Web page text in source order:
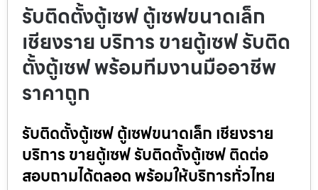
รับติดตั้งตู้เซฟ ตู้เซฟขนาดเล็ก
เชียงราย บริการ ขายตู้เซฟ รับติด
ตั้งตู้เซฟ พร้อมทีมงานมืออาชีพ
ราคาถูก
รับติดตั้งตู้เซฟ ตู้เซฟขนาดเล็ก เชียงราย
บริการ ขายตู้เซฟ รับติดตั้งตู้เซฟ ติดต่อ
สอบถามได้ตลอด พร้อมให้บริการทั่วไทย